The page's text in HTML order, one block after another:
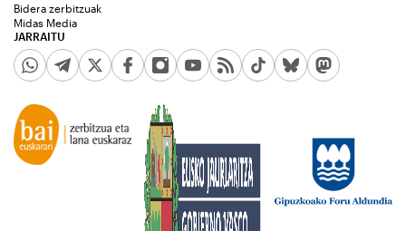
JARRAITU
Bidera zerbitzuak
Midas Media